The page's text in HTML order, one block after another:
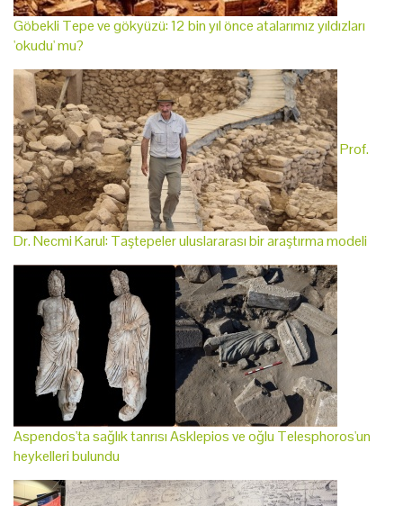
Göbekli Tepe ve gökyüzü: 12 bin yıl önce atalarımız yıldızları
'okudu' mu?
Prof.
Dr. Necmi Karul: Taştepeler uluslararası bir araştırma modeli
Aspendos'ta sağlık tanrısı Asklepios ve oğlu Telesphoros'un
heykelleri bulundu